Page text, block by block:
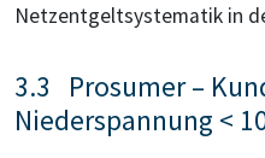
Netzentgeltsystematik in
3.3 Prosumer –
Niederspannung <